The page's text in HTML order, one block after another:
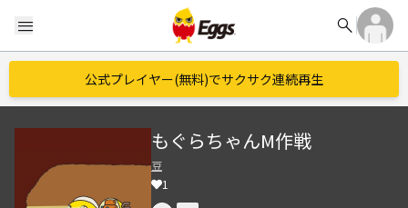
menu search
公式プレイヤー(無料)でサクサク連続再生
もぐらちゃんM作戦
豆
1